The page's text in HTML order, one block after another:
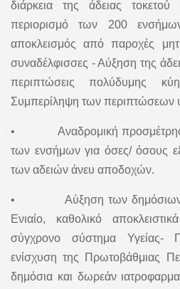
διάρκεια της άδειας
περιορισμό των 200
αποκλεισμός από παροχές
συναδέλφισσες - Αύξηση της
περιπτώσεις πολύδυμης
Συμπερίληψη των περιπτώσεων
• Αναδρομική προσμέτρηση
των ενσήμων για όσες/ όσους
των αδειών άνευ αποδοχών.
• Αύξηση των δημόσιων
Ενιαίο, καθολικό
σύγχρονο σύστημα Υγείας-
ενίσχυση της Πρωτοβάθμιας
δημόσια και δωρεάν